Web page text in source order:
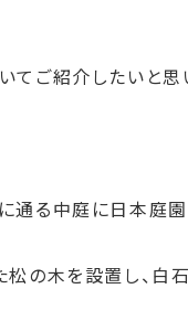
ご紹介したいと思
る中庭に日本庭園
の木を設置し、白